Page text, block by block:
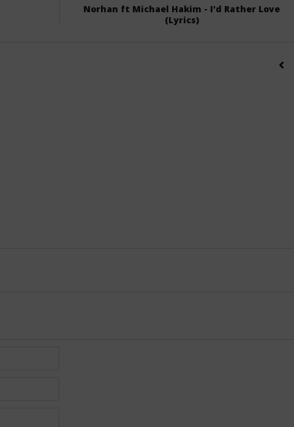
Norhan ft Michael Hakim - I'd Rather Love
(Lyrics)